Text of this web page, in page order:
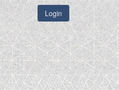
Login